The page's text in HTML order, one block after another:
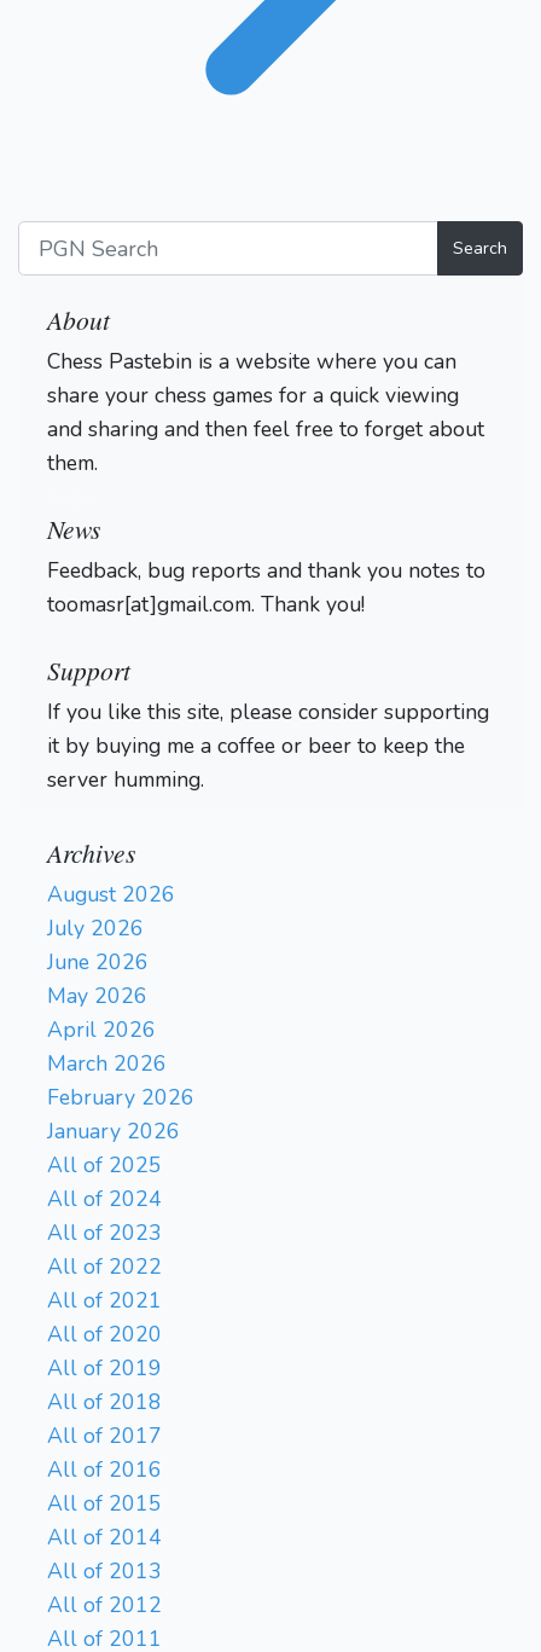
Search
About
Chess Pastebin is a website where you can
share your chess games for a quick viewing
and sharing and then feel free to forget about
them.
News
Feedback, bug reports and thank you notes to
toomasr[at]gmail.com. Thank you!
Support
If you like this site, please consider supporting
it by buying me a coffee or beer to keep the
server humming.
Archives
August 2026
July 2026
June 2026
May 2026
April 2026
March 2026
February 2026
January 2026
All of 2025
All of 2024
All of 2023
All of 2022
All of 2021
All of 2020
All of 2019
All of 2018
All of 2017
All of 2016
All of 2015
All of 2014
All of 2013
All of 2012
All of 2011